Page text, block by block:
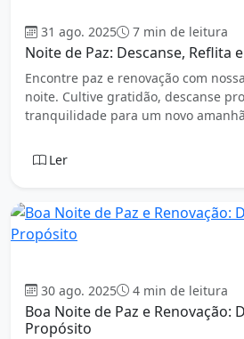
31 ago. 2025 7 min de leitura
Noite de Paz: Descanse, Reflita
Encontre paz e renovação com
noite. Cultive gratidão, descanse
tranquilidade para um novo
Ler
30 ago. 2025 4 min de leitura
Boa Noite de Paz e Renovação:
Propósito